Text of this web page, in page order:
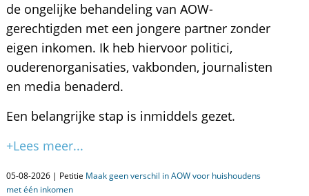
de ongelijke behandeling van AOW-
gerechtigden met een jongere partner zonder
eigen inkomen. Ik heb hiervoor politici,
ouderenorganisaties, vakbonden, journalisten
en media benaderd.
Een belangrijke stap is inmiddels gezet.
+Lees meer...
05-08-2026 | Petitie Maak geen verschil in AOW voor huishoudens
met één inkomen